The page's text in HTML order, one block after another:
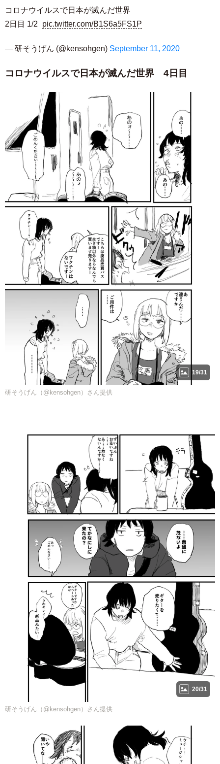
コロナウイルスで日本が滅んだ世界
2日目 1/2
pic.twitter.com/B1S6a5FS1P
— 研そうげん (@kensohgen) September 11, 2020
コロナウイルスで日本が滅んだ世界 4日目
19/31
研そうげん（@kensohgen）さん提供
20/31
研そうげん（@kensohgen）さん提供